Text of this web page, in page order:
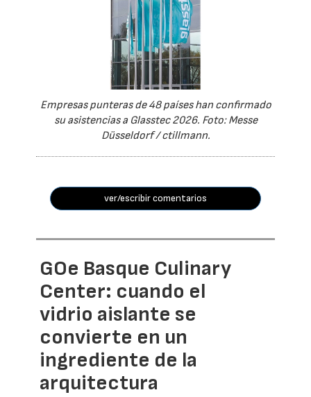
Empresas punteras de 48 países han confirmado
su asistencias a Glasstec 2026. Foto: Messe
Düsseldorf / ctillmann.
ver/escribir comentarios
GOe Basque Culinary
Center: cuando el
vidrio aislante se
convierte en un
ingrediente de la
arquitectura